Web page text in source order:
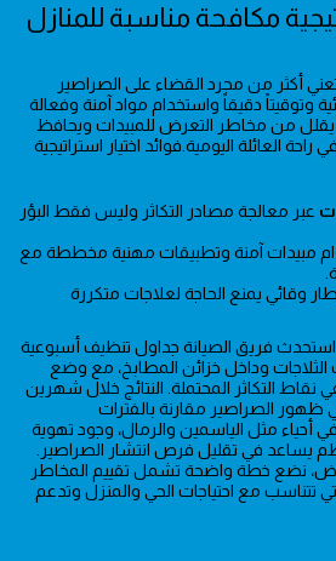
مكافحة مناسبة للمنازل
أكثر من مجرد القضاء على الصراصير
وتوقيتاً دقيقاً واستخدام مواد آمنة وفعالة
يقلل من مخاطر التعرض للمبيدات ويحافظ
العائلة اليومية.فوائد اختيار استراتيجية
عبر معالجة مصادر التكاثر وليس فقط البؤر
مبيدات آمنة وتطبيقات مهنية مخططة مع
وقائي يمنع الحاجة لعلاجات متكررة
فريق الصيانة جداول تنظيف أسبوعية
الثلاجات وداخل خزائن المطابخ، مع وضع
نقاط التكاثر المحتملة. النتائج خلال شهرين
الصراصير مقارنة بالفترات
أحياء مثل الياسمين والرمال، وجود تهوية
يساعد في تقليل فرص انتشار الصراصير.
نضع خطة واضحة تشمل تقييم المخاطر
تتناسب مع احتياجات الحي والمنزل وتدعم